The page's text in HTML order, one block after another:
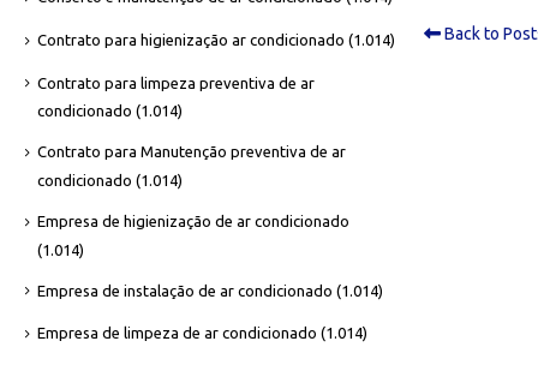
Back to
Contrato para higienização ar condicionado (1.014)
Contrato para limpeza preventiva de ar
condicionado (1.014)
Contrato para Manutenção preventiva de ar
condicionado (1.014)
Empresa de higienização de ar condicionado
(1.014)
Empresa de instalação de ar condicionado (1.014)
Empresa de limpeza de ar condicionado (1.014)